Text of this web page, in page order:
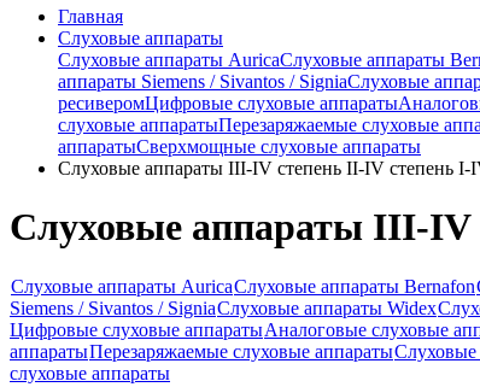
Главная
Слуховые аппараты
Слуховые аппараты AuricaСлуховые аппараты
аппараты Siemens / Sivantos / SigniaСлуховые
ресиверомЦифровые слуховые аппараты
слуховые аппаратыПерезаряжаемые слуховые
аппаратыСверхмощные слуховые аппараты
Слуховые аппараты III-IV степень II-IV степень I-
Слуховые аппараты III-IV
Слуховые аппараты AuricaСлуховые аппараты Bernafon
Siemens / Sivantos / SigniaСлуховые аппараты Widex
Цифровые слуховые аппаратыАналоговые слуховые
аппаратыПерезаряжаемые слуховые аппаратыСлуховые
слуховые аппараты